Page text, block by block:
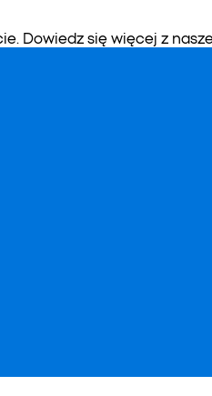
Dowiedz się więcej z